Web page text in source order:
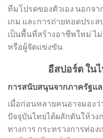
ทีมโปรดของตัวเอง นอกจ
เกม และการถ่ายทอดประ
เป็นพื้นที่สร้างอาชีพใหม่ ไ
หรือผู้จัดแข่งขัน
อีสปอร์ต ใน
การสนับสนุนจากภาครัฐแ
เมื่อก่อนหลายคนอาจมองว่
ปัจจุบันไทยได้ผลักดันให้วง
ทางการ กระทรวงการท่อง